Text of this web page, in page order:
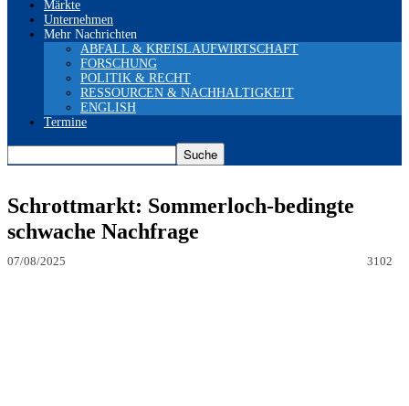
Märkte
Unternehmen
Mehr Nachrichten
ABFALL & KREISLAUFWIRTSCHAFT
FORSCHUNG
POLITIK & RECHT
RESSOURCEN & NACHHALTIGKEIT
ENGLISH
Termine
Schrottmarkt: Sommerloch-bedingte
schwache Nachfrage
07/08/2025 3102